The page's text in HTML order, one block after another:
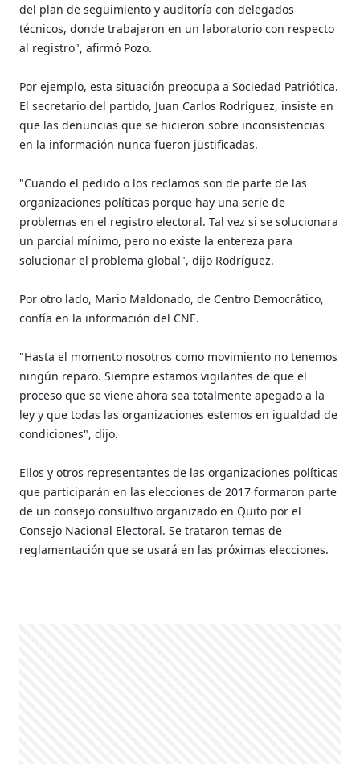
del plan de seguimiento y auditoría con delegados
técnicos, donde trabajaron en un laboratorio con respecto
al registro", afirmó Pozo.
Por ejemplo, esta situación preocupa a Sociedad Patriótica.
El secretario del partido, Juan Carlos Rodríguez, insiste en
que las denuncias que se hicieron sobre inconsistencias
en la información nunca fueron justificadas.
"Cuando el pedido o los reclamos son de parte de las
organizaciones políticas porque hay una serie de
problemas en el registro electoral. Tal vez si se solucionara
un parcial mínimo, pero no existe la entereza para
solucionar el problema global", dijo Rodríguez.
Por otro lado, Mario Maldonado, de Centro Democrático,
confía en la información del CNE.
"Hasta el momento nosotros como movimiento no tenemos
ningún reparo. Siempre estamos vigilantes de que el
proceso que se viene ahora sea totalmente apegado a la
ley y que todas las organizaciones estemos en igualdad de
condiciones", dijo.
Ellos y otros representantes de las organizaciones políticas
que participarán en las elecciones de 2017 formaron parte
de un consejo consultivo organizado en Quito por el
Consejo Nacional Electoral. Se trataron temas de
reglamentación que se usará en las próximas elecciones.